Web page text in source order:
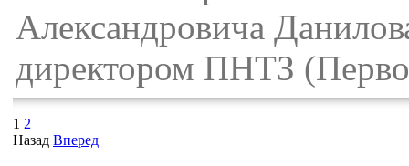
Александровича
директором ПНТЗ
1 2
Назад Вперед